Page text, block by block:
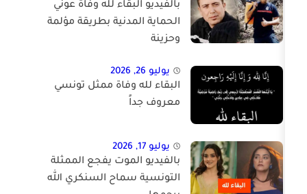
بالفيديو البقاء لله وفاة عوني
الحماية المدنية بطريقة مؤلمة
وحزينة
يوليو 26, 2026
البقاء لله وفاة ممثل تونسي
معروف جداً
يوليو 17, 2026
بالفيديو الموت يفجع الممثلة
التونسية سماح السنكري الله